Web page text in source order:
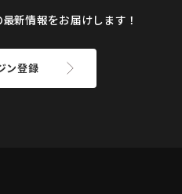
新情報をお届けします！
ン登録